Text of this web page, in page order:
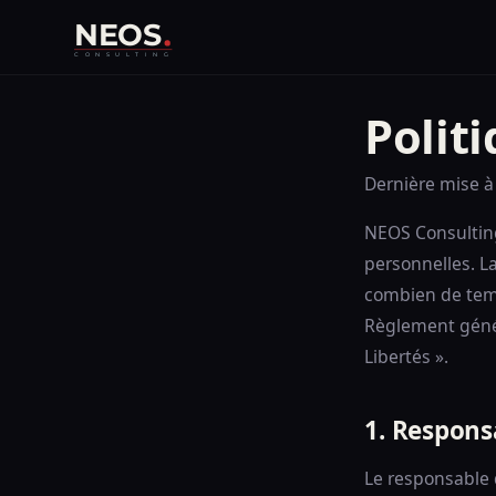
NEOS
CONSULTING
Dernière mise
NEOS
personnelles.
combien de
Règlement
Libertés ».
1.
Le